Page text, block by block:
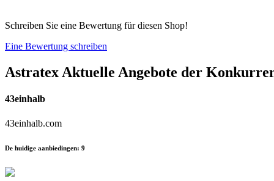
Schreiben Sie eine Bewertung für diesen Shop!
Eine Bewertung schreiben
Astratex Aktuelle Angebote der
43einhalb
43einhalb.com
De huidige aanbiedingen: 9